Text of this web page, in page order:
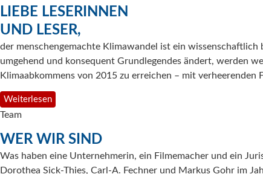
LIEBE LESERINNEN
UND LESER,
der menschengemachte Klimawandel ist ein
umgehend und konsequent Grundlegendes ändert, werden
Klimaabkommens von 2015 zu erreichen – mit verheerenden
Weiterlesen
Team
WER WIR SIND
Was haben eine Unternehmerin, ein Filmemacher und ein
Dorothea Sick-Thies, Carl-A. Fechner und Markus Gohr im